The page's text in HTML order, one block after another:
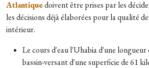
Atlantiquedoivent être prises par les
les décisions déjà élaborées pour la qualité
intérieur.
Le cours d'eau l'Uhabia d'une longueur
bassin-versant d'une superficie de 61